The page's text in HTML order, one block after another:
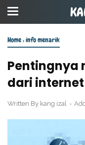
Home›info menarik
Pentingnya
dari internet
Written By kang izal